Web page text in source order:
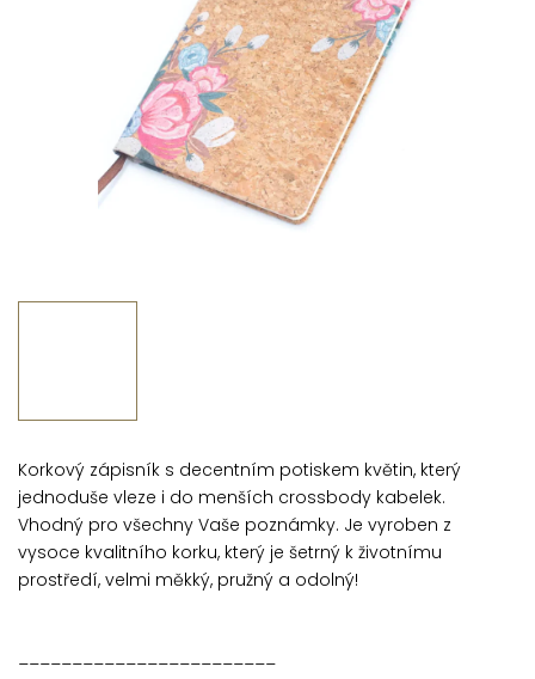
Korkový zápisník s decentním potiskem květin, který
jednoduše vleze i do menších crossbody kabelek.
Vhodný pro všechny Vaše poznámky. Je vyroben z
vysoce kvalitního korku, který je šetrný k životnímu
prostředí, velmi měkký, pružný a odolný!